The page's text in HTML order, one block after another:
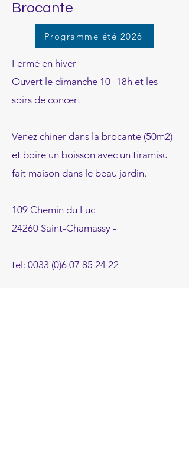
Brocante
Programme été 2026
Fermé en hiver
Ouvert le dimanche 10 -18h et les
soirs de concert
Venez chiner dans la brocante (50m2)
et boire un boisson avec un tiramisu
fait maison dans le beau jardin.
109 Chemin du Luc
24260 Saint-Chamassy -
tel: 0033 (0)6 07 85 24 22